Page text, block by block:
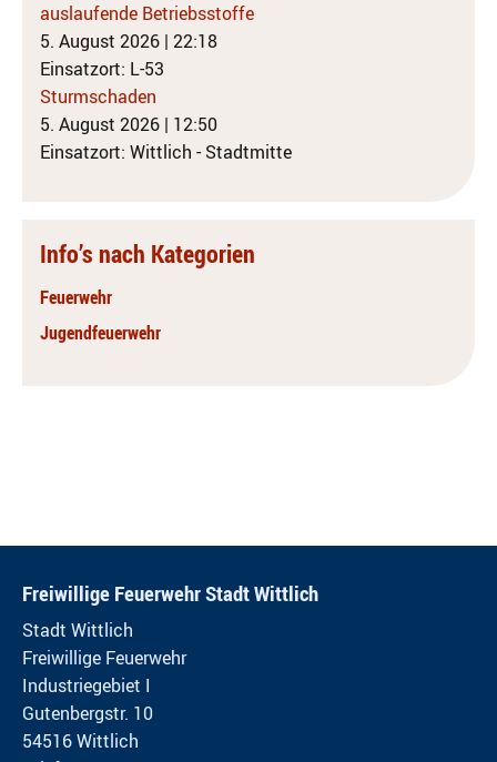
auslaufende Betriebsstoffe
5. August 2026 | 22:18
Einsatzort: L-53
Sturmschaden
5. August 2026 | 12:50
Einsatzort: Wittlich - Stadtmitte
Info’s nach Kategorien
Feuerwehr
Jugendfeuerwehr
Freiwillige Feuerwehr Stadt Wittlich
Stadt Wittlich
Freiwillige Feuerwehr
Industriegebiet I
Gutenbergstr. 10
54516 Wittlich